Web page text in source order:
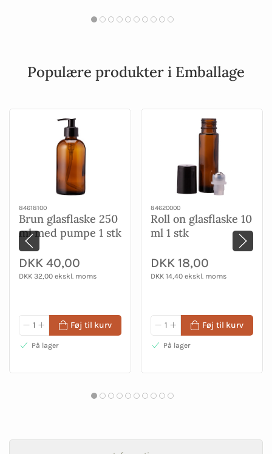
Populære produkter i Emballage
84618100
Brun glasflaske 250
ml med pumpe 1 stk
DKK 40,00
DKK 32,00 ekskl. moms
Føj til kurv
På lager
84620000
Roll on glasflaske 10
ml 1 stk
DKK 18,00
DKK 14,40 ekskl. moms
Føj til kurv
På lager